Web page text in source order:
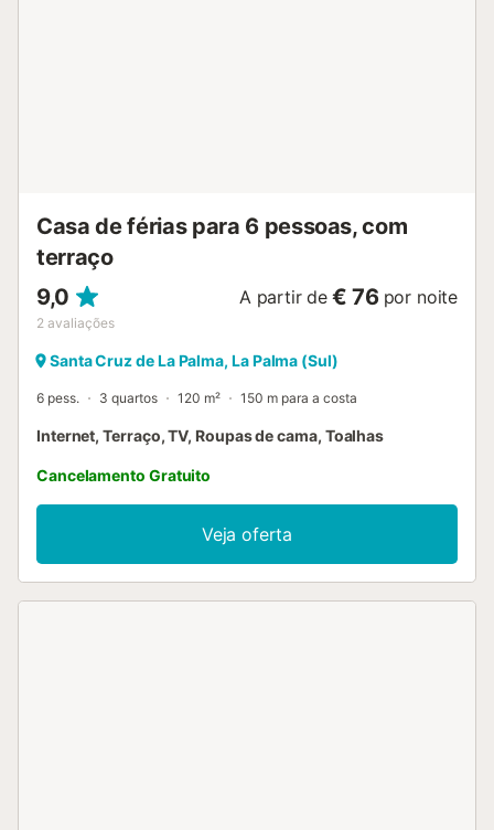
Casa de férias para 6 pessoas, com
terraço
9,0
2 avaliações
A partir de € 76 por noite
Santa Cruz de La Palma, La Palma (Sul)
6 pess. 3 quartos 120 m² 150 m para a costa
Internet, Terraço, TV, Roupas de cama, Toalhas
Cancelamento Gratuito
Veja oferta